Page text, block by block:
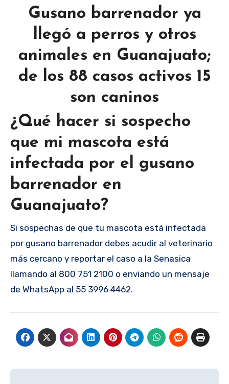
Gusano barrenador ya
llegó a perros y otros
animales en Guanajuato;
de los 88 casos activos 15
son caninos
¿Qué hacer si sospecho
que mi mascota está
infectada por el gusano
barrenador en
Guanajuato?
Si sospechas de que tu mascota está infectada
por gusano barrenador debes acudir al veterinario
más cercano y reportar el caso a la Senasica
llamando al 800 751 2100 o enviando un mensaje
de WhatsApp al 55 3996 4462.